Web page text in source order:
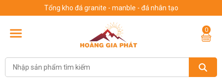
Tổng kho đá granite - manble - đá nhân tạo
0